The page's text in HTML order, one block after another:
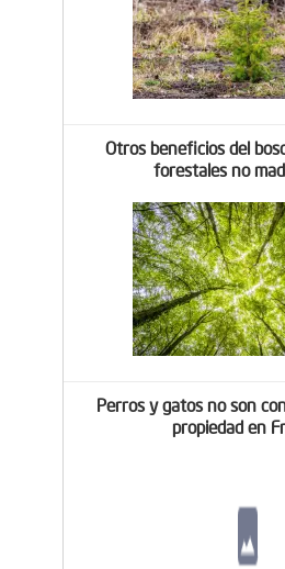
Otros beneficios del
forestales no
Perros y gatos no son
propiedad en